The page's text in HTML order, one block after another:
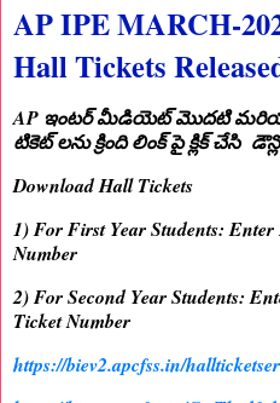
AP IPE MARCH-
Hall Tickets
AP ఇంటర్ మీడియెట్ మొదటి మరియు
టికెట్ లను క్రింది లింక్ పై క్లిక్ చేసి
Download Hall Tickets
1) For First Year Students:
Number
2) For Second Year Students:
Ticket Number
https://biev2.apcfss.in/